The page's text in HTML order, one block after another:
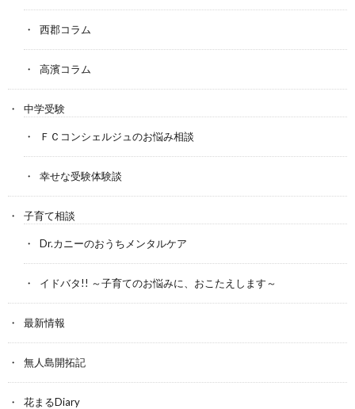
西郡コラム
高濱コラム
中学受験
ＦＣコンシェルジュのお悩み相談
幸せな受験体験談
子育て相談
Dr.カニーのおうちメンタルケア
イドバタ!! ～子育てのお悩みに、おこたえします～
最新情報
無人島開拓記
花まるDiary